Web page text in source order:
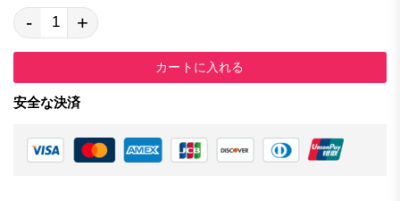
- +
カートに入れる
安全な決済